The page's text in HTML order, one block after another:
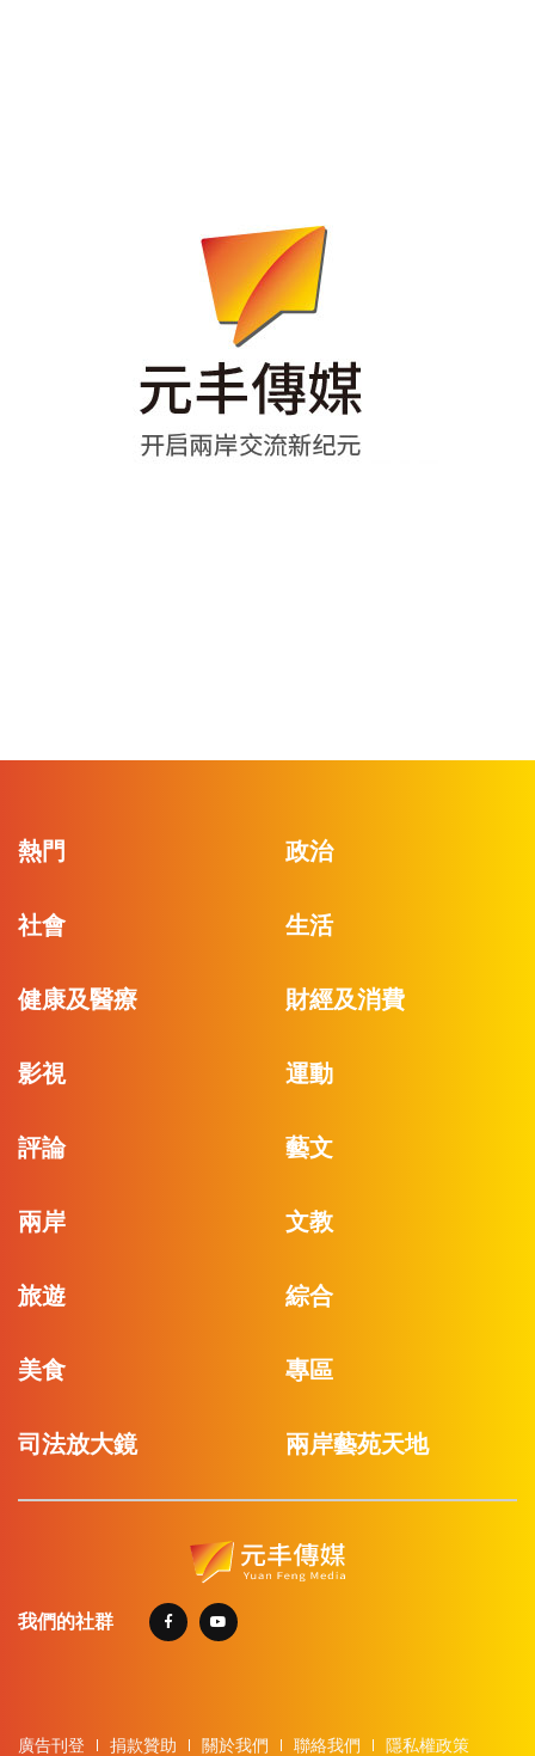
熱門 政治
社會 生活
健康及醫療 財經及消費
影視 運動
評論 藝文
兩岸 文教
旅遊 綜合
美食 專區
司法放大鏡 兩岸藝苑天地
我們的社群
廣告刊登 捐款贊助 關於我們 聯絡我們 隱私權政策